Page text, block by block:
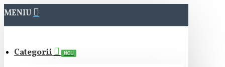
MENIU
Categorii NOU